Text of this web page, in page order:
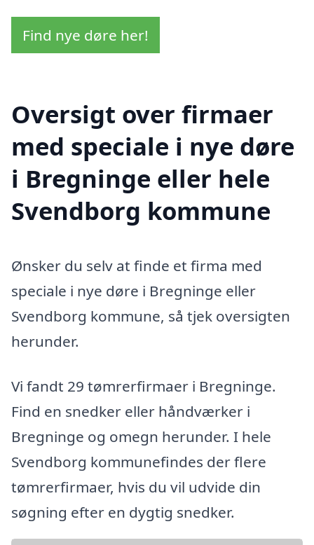
Find nye døre her!
Oversigt over firmaer
med speciale i nye døre
i Bregninge eller hele
Svendborg kommune
Ønsker du selv at finde et firma med
speciale i nye døre i Bregninge eller
Svendborg kommune, så tjek oversigten
herunder.
Vi fandt 29 tømrerfirmaer i Bregninge.
Find en snedker eller håndværker i
Bregninge og omegn herunder. I hele
Svendborg kommunefindes der flere
tømrerfirmaer, hvis du vil udvide din
søgning efter en dygtig snedker.